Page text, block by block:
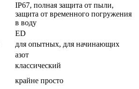
IP67, полная защита от пыли,
защита от временного погружения
в воду
ED
для опытных, для начинающих
азот
классический
крайне просто